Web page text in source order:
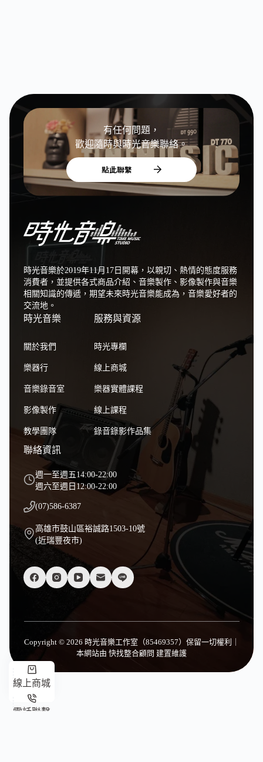
有任何問題，
歡迎隨時與時光音樂聯絡。
點此聯繫
時光音樂於2019年11月17日開幕，以親切、熱情的態度服務
消費者，並提供各式商品介紹、音樂製作、影像製作與音樂
相關知識的傳遞，期望未來時光音樂能成為，音樂愛好者的
交流地。
時光音樂
關於我們
樂器行
音樂錄音室
影像製作
教學團隊
服務與資源
時光專欄
線上商城
樂器實體課程
線上課程
錄音錄影作品集
聯絡資訊
週一至週五14:00-22:00
週六至週日12:00-22:00
(07)586-6387
高雄市鼓山區裕誠路1503-10號
(近瑞豐夜市)
Copyright © 2026 時光音樂工作室（85469357）保留一切權利｜
本網站由 快找整合顧問 建置維護
線上商城
電話聯繫